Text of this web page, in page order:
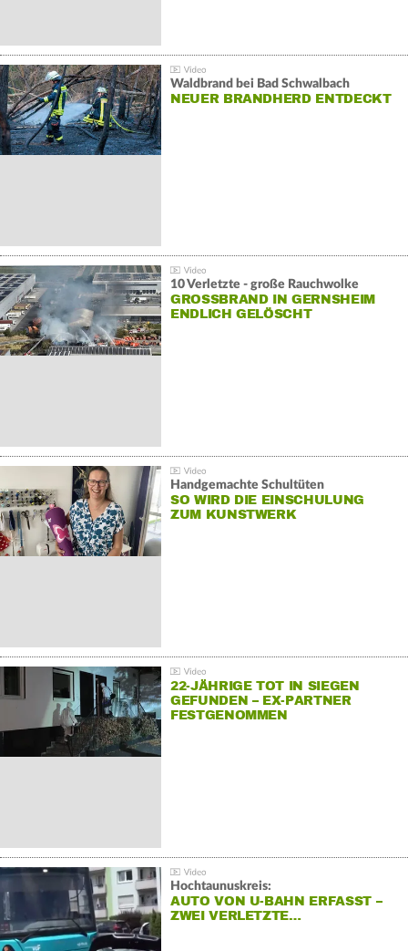
Waldbrand bei Bad Schwalbach
NEUER BRANDHERD ENTDECKT
10 Verletzte - große Rauchwolke
GROSSBRAND IN GERNSHEIM E
NDLICH GELÖSCHT
Handgemachte Schultüten
SO WIRD DIE EINSCHULUNG
ZUM KUNSTWERK
22-JÄHRIGE TOT IN SIEGEN
GEFUNDEN – EX-PARTNER
FESTGENOMMEN
Hochtaunuskreis:
AUTO VON U-BAHN ERFASST –
ZWEI VERLETZTE…